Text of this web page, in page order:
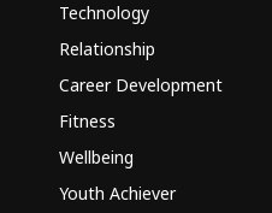
Technology
Relationship
Career Development
Fitness
Wellbeing
Youth Achiever